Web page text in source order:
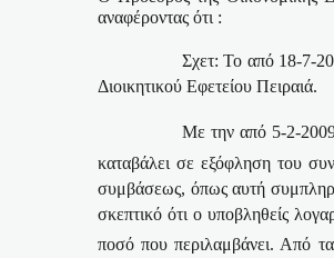
αναφέροντας ότι :
Σχετ: Το από 18-7-
Διοικητικού Εφετείου Πειραιά.
Με την από 5-2-
καταβάλει σε εξόφληση του
συμβάσεως, όπως αυτή
σκεπτικό ότι ο υποβληθείς
ποσό που περιλαμβάνει. Από